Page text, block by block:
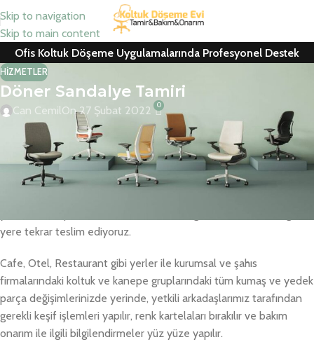
Skip to navigation
Skip to main content
Ofis Koltuk Döşeme Uygulamalarında Profesyonel Destek
HIZMETLER
Döner Sandalye Tamiri
Can CemilOn 27 Şubat 2022 0
Döner Sandalye Tamiri
Döner Sandalye tamiri, koltuk yedek parça ve kumaş değişimlerini
yere tekrar teslim ediyoruz.
Cafe, Otel, Restaurant gibi yerler ile kurumsal ve şahıs
firmalarındaki koltuk ve kanepe gruplarındaki tüm kumaş ve yedek
parça değişimlerinizde yerinde, yetkili arkadaşlarımız tarafından
gerekli keşif işlemleri yapılır, renk kartelaları bırakılır ve bakım
onarım ile ilgili bilgilendirmeler yüz yüze yapılır.